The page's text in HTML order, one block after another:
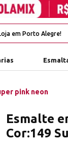
pink neon
aos favoritos
Esmalte
Cor:149